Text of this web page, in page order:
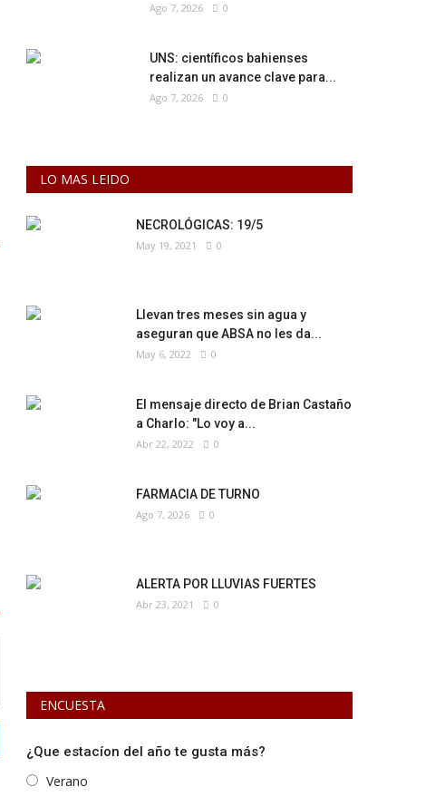
Ago 7, 2026 0
UNS: científicos bahienses
realizan un avance clave para...
Ago 7, 2026 0
LO MAS LEIDO
NECROLÓGICAS: 19/5
May 19, 2021 0
Llevan tres meses sin agua y
aseguran que ABSA no les da...
May 6, 2022 0
El mensaje directo de Brian Castaño
a Charlo: "Lo voy a...
Abr 22, 2022 0
FARMACIA DE TURNO
Ago 7, 2026 0
ALERTA POR LLUVIAS FUERTES
Abr 23, 2021 0
ENCUESTA
¿Que estacíon del año te gusta más?
Verano